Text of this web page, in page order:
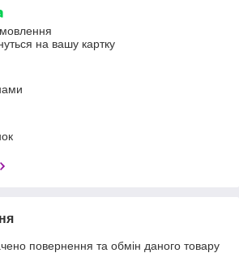
на вашу картку
повернення та обмін даного товару